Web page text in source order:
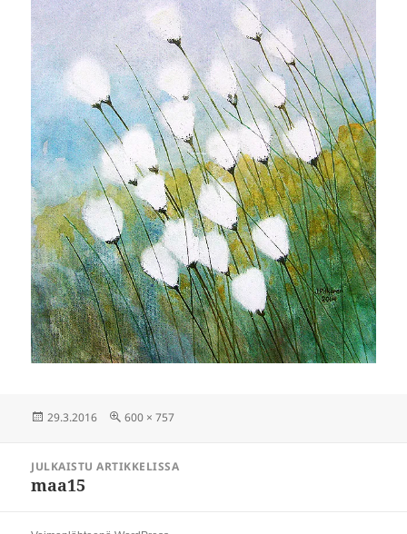
Julkaistu
29.3.2016 Täysikokoinen
600 × 757
selaus
JULKAISTU ARTIKKELISSA
maa15